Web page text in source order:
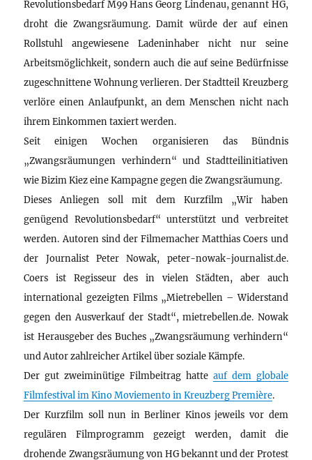
Revolutionsbedarf M99 Hans Georg Lindenau, genannt HG,
droht die Zwangsräumung. Damit würde der auf einen
Rollstuhl angewiesene Ladeninhaber nicht nur seine
Arbeitsmöglichkeit, sondern auch die auf seine Bedürfnisse
zugeschnittene Wohnung verlieren. Der Stadtteil Kreuzberg
verlöre einen Anlaufpunkt, an dem Menschen nicht nach
ihrem Einkommen taxiert werden.
Seit einigen Wochen organisieren das Bündnis
„Zwangsräumungen verhindern“ und Stadtteilinitiativen
wie Bizim Kiez eine Kampagne gegen die Zwangsräumung.
Dieses Anliegen soll mit dem Kurzfilm „Wir haben
genügend Revolutionsbedarf“ unterstützt und verbreitet
werden. Autoren sind der Filmemacher Matthias Coers und
der Journalist Peter Nowak, peter-nowak-journalist.de.
Coers ist Regisseur des in vielen Städten, aber auch
international gezeigten Films „Mietrebellen – Widerstand
gegen den Ausverkauf der Stadt“, mietrebellen.de. Nowak
ist Herausgeber des Buches „Zwangsräumung verhindern“
und Autor zahlreicher Artikel über soziale Kämpfe.
Der gut zweiminütige Filmbeitrag hatte auf dem globale
Filmfestival im Kino Moviemento in Kreuzberg Première.
Der Kurzfilm soll nun in Berliner Kinos jeweils vor dem
regulären Filmprogramm gezeigt werden, damit die
drohende Zwangsräumung von HG bekannt und der Protest